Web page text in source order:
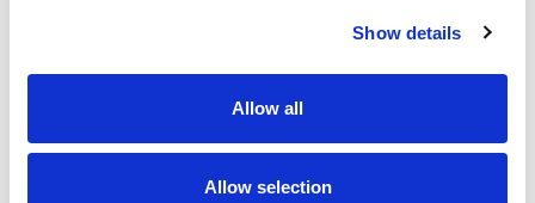
Show details
Allow all
Allow selection